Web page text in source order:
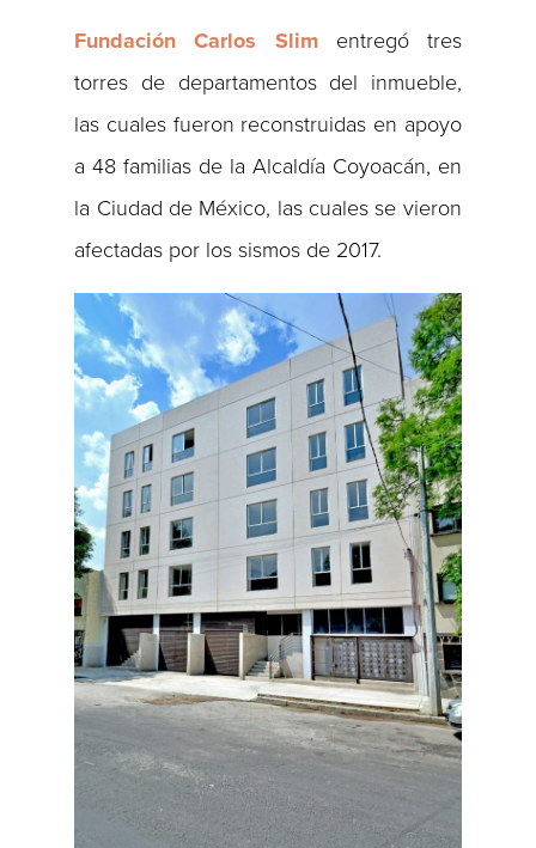
Fundación Carlos Slimentregó tres
torres de departamentos del inmueble,
las cuales fueron reconstruidas en apoyo
a 48 familias de la Alcaldía Coyoacán, en
la Ciudad de México, las cuales se vieron
afectadas por los sismos de 2017.